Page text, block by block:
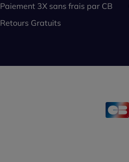
Paiement 3X sans frais par CB
Retours Gratuits